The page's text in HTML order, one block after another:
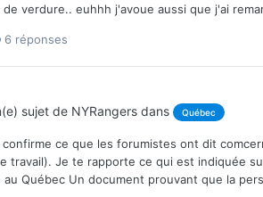
verdure.. euhhh j'avoue aussi que j'ai
6 réponses
sujet de NYRangers dans Québec
confirme ce que les forumistes ont dit
travail). Je te rapporte ce qui est indiquée
Québec Un document prouvant que la